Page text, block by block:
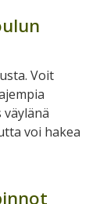
Voit
väylänä
voi hakea